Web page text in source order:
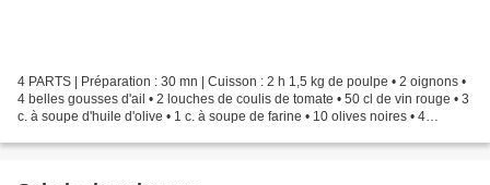
4 PARTS | Préparation : 30 mn | Cuisson : 2 h 1,5 kg de poulpe • 2 oignons •
4 belles gousses d'ail • 2 louches de coulis de tomate • 50 cl de vin rouge • 3
c. à soupe d'huile d'olive • 1 c. à soupe de farine • 10 olives noires • 4